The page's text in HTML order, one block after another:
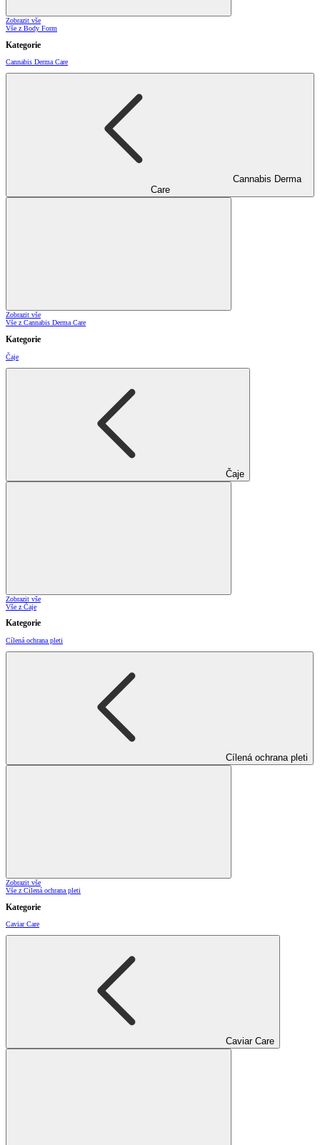
Zobrazit vše
Vše z Body Form
Kategorie
Cannabis Derma Care
Cannabis Derma
Care
Zobrazit vše
Vše z Cannabis Derma Care
Kategorie
Čaje
Čaje
Zobrazit vše
Vše z Čaje
Kategorie
Cílená ochrana pleti
Cílená ochrana pleti
Zobrazit vše
Vše z Cílená ochrana pleti
Kategorie
Caviar Care
Caviar Care